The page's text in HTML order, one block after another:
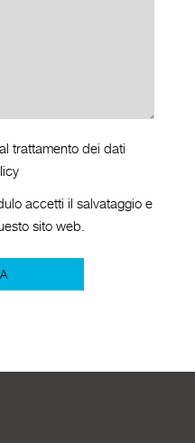
trattamento dei dati
accetti il salvataggio e
sito web.